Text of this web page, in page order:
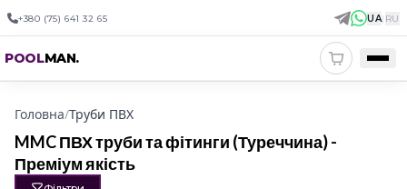
+380 (75) 641 32 65 UA| RU
POOLMAN.
Головна/Труби ПВХ
MMC ПВХ труби та фітинги (Туреччина) -
Преміум якість